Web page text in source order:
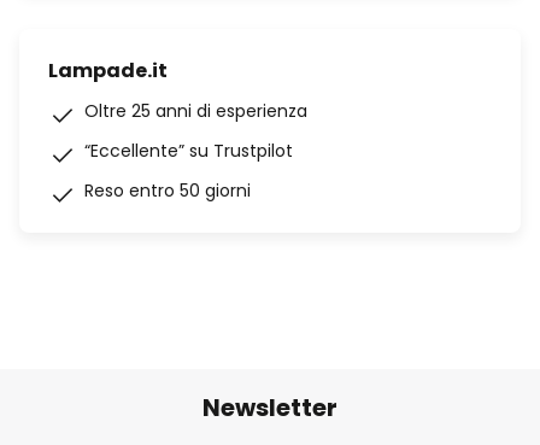
Lampade.it
Oltre 25 anni di esperienza
“Eccellente” su Trustpilot
Reso entro 50 giorni
Newsletter